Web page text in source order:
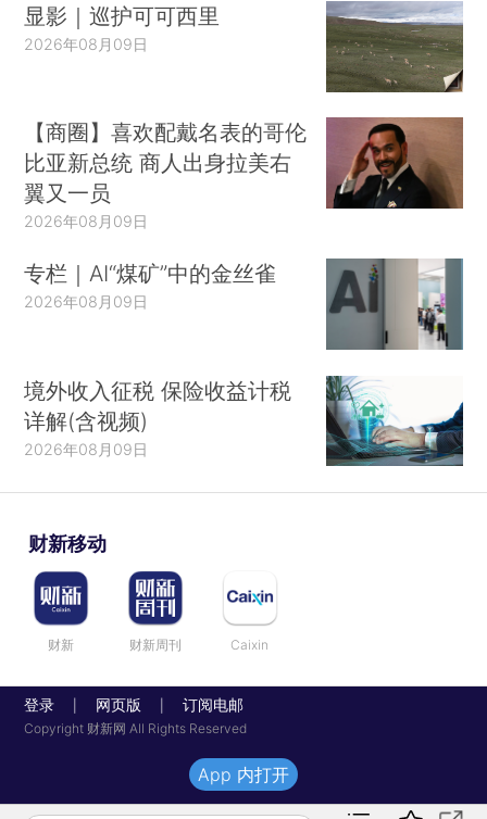
显影｜巡护可可西里
2026年08月09日
【商圈】喜欢配戴名表的哥伦
比亚新总统 商人出身拉美右
翼又一员
2026年08月09日
专栏｜AI“煤矿”中的金丝雀
2026年08月09日
境外收入征税 保险收益计税
详解(含视频)
2026年08月09日
财新移动
财新 财新周刊 Caixin
登录 网页版 订阅电邮
Copyright 财新网 All Rights Reserved
App 内打开